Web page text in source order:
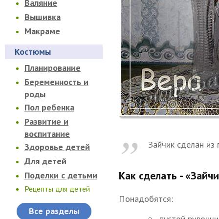
Валяние
Вышивка
Макраме
Костюмы
Планирование
Беременность и
роды
Пол ребенка
Развитие и
воспитание
Здоровье детей
Для детей
Поделки с детьми
Рецепты для детей
Все разделы
Зайчик сделан из
Как сделать -
Понадобятся: